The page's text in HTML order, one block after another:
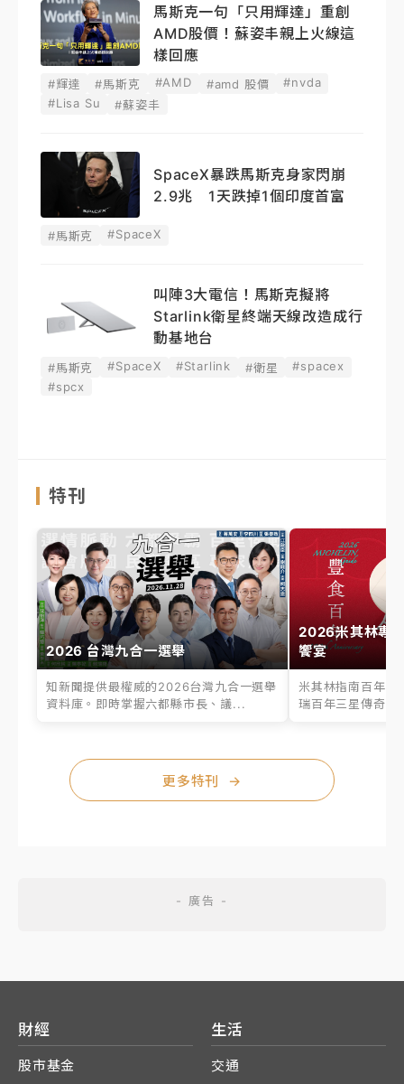
馬斯克一句「只用輝達」重創
AMD股價！蘇姿丰親上火線這
樣回應
#輝達 #馬斯克 #AMD #amd 股價
#nvda
#Lisa Su
#蘇姿丰
SpaceX暴跌馬斯克身家閃崩
2.9兆 1天跌掉1個印度首富
#馬斯克 #SpaceX
叫陣3大電信！馬斯克擬將
Starlink衛星終端天線改造成行
動基地台
#馬斯克 #SpaceX #Starlink #衛星
#spacex
#spcx
特刊
2026 台灣九合一選舉
知新聞提供最權威的2026台灣九合一選舉
資料庫。即時掌握六都縣市長、議...
2026米其林專
饗宴
米其林指南百年之
瑞百年三星傳奇、
更多特刊 →
財經
股市基金
生活
交通